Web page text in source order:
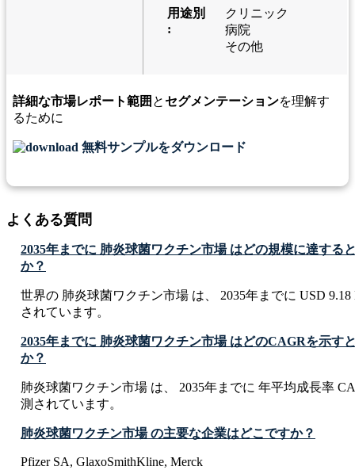
用途別
:
クリニック
病院
その他
詳細な市場レポート範囲 と セグメンテーションを理解す
るために
無料サンプルをダウンロード
よくある質問
2035年までに 肺炎球菌ワクチン市場 はどの規模に達する
か？
世界の 肺炎球菌ワクチン市場 は、 2035年までに USD
されています。
2035年までに 肺炎球菌ワクチン市場 はどのCAGRを示す
か？
肺炎球菌ワクチン市場 は、 2035年までに 年平均成長率
測されています。
肺炎球菌ワクチン市場 の主要な企業はどこですか？
Pfizer SA, GlaxoSmithKline, Merck